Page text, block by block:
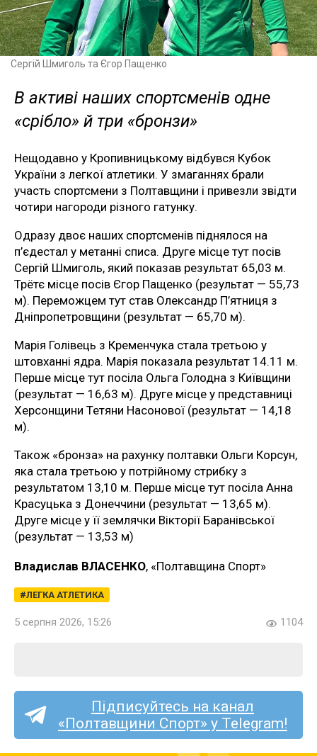
Сергій Шмиголь та Єгор Пащенко
В активі наших спортсменів одне
«срібло» й три «бронзи»
Нещодавно у Кропивницькому відбувся Кубок
України з легкої атлетики. У змаганнях брали
участь спортсмени з Полтавщини і привезли звідти
чотири нагороди різного гатунку.
Одразу двоє наших спортсменів піднялося на
п’єдестал у метанні списа. Друге місце тут посів
Сергій Шмиголь, який показав результат 65,03 м.
Трётє місце посів Єгор Пащенко (результат — 55,73
м). Переможцем тут став Олександр П’ятниця з
Дніпропетровщини (результат — 65,70 м).
Марія Голівець з Кременчука стала третьою у
штовханні ядра. Марія показала результат 14.11 м.
Перше місце тут посіла Ольга Голодна з Київщини
(результат — 16,63 м). Друге місце у представниці
Херсонщини Тетяни Насонової (результат — 14,18
м).
Також «бронза» на рахунку полтавки Ольги Корсун,
яка стала третьою у потрійному стрибку з
результатом 13,10 м. Перше місце тут посіла Анна
Красуцька з Донеччини (результат — 13,65 м).
Друге місце у її землячки Вікторії Баранівської
(результат — 13,53 м)
Владислав ВЛАСЕНКО, «Полтавщина Спорт»
ЛЕГКА АТЛЕТИКА
5 серпня 2026, 15:26 1104
Підписуйтесь на канал
«Полтавщини Спорт» у Telegram!